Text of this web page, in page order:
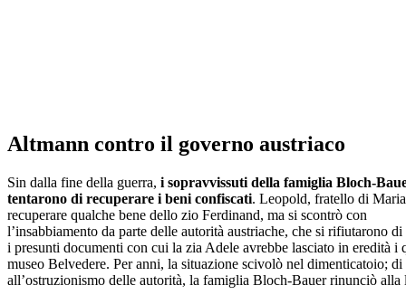
Altmann contro il governo austriaco
Sin dalla fine della guerra, i sopravvissuti della famiglia Bloch-
tentarono di recuperare i beni confiscati. Leopold, fratello di
recuperare qualche bene dello zio Ferdinand, ma si scontrò con
l’insabbiamento da parte delle autorità austriache, che si rifiutarono di
i presunti documenti con cui la zia Adele avrebbe lasciato in eredità i
museo Belvedere. Per anni, la situazione scivolò nel dimenticatoio; di
all’ostruzionismo delle autorità, la famiglia Bloch-Bauer rinunciò